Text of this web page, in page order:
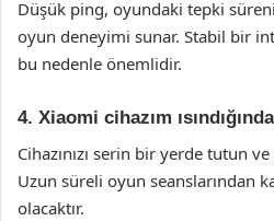
Düşük ping, oyundaki tepki
oyun deneyimi sunar. Stabil bir
bu nedenle önemlidir.
4. Xiaomi cihazım
Cihazınızı serin bir yerde tutun
Uzun süreli oyun seanslarından
olacaktır.